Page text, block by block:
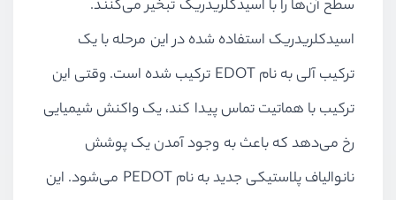
سطح آن‌ها را با اسیدکلریدریک تبخیر می‌کنند.
اسیدکلریدریک استفاده شده در این مرحله با یک
ترکیب آلی به نامEDOT ترکیب شده است. وقتی این
ترکیب با هماتیت تماس پیدا کند، یک واکنش شیمیایی
رخ می‌دهد که باعث به وجود آمدن یک پوشش
نانوالیاف پلاستیکی جدید به نامPEDOT می‌شود. این